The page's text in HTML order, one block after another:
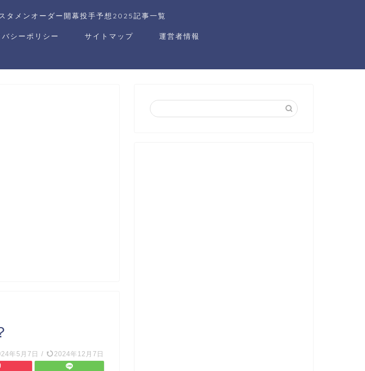
タメンオーダー開幕投手予想2025記事一覧
バシーポリシー サイトマップ 運営者情報
年5月7日 / 2024年12月7日